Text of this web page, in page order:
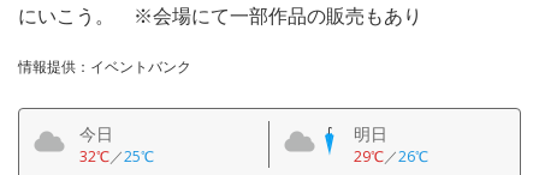
にいこう。 ※会場にて一部作品の販売もあり
情報提供：イベントバンク
今日
32℃／25℃
明日
29℃／26℃